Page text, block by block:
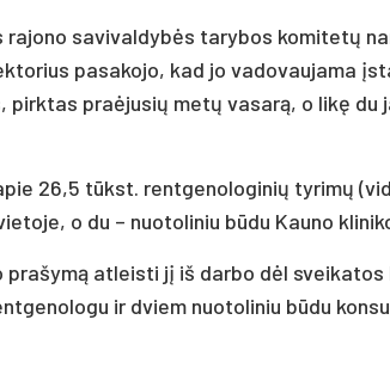
rajono savivaldybės tarybos komitetų
pasakojo, kad jo vadovaujama
praėjusių metų vasarą, o likę du
26,5 tūkst. rentgenologinių tyrimų
o du – nuotoliniu būdu Kauno
atleisti jį iš darbo dėl sveikatos
ir dviem nuotoliniu būdu